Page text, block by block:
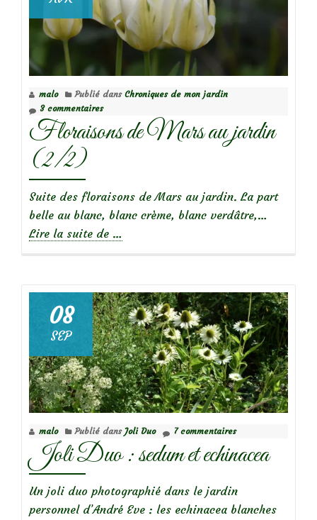
malo Publié dans Chroniques de mon jardin
3 commentaires
Floraisons de Mars au jardin
(2/2)
Suite des floraisons de Mars au jardin. La part
belle au blanc, blanc crème, blanc verdâtre,…
Lire la suite de
Mars
au
jardin
(2/2)
…
08
SEP
malo Publié dans Joli Duo 7 commentaires
Joli Duo : sedum et echinacea
Un joli duo photographié dans le jardin
personnel d’André Eve : les echinacea blanches